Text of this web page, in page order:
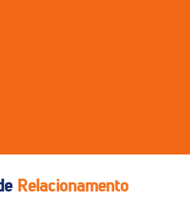
Relacionamento